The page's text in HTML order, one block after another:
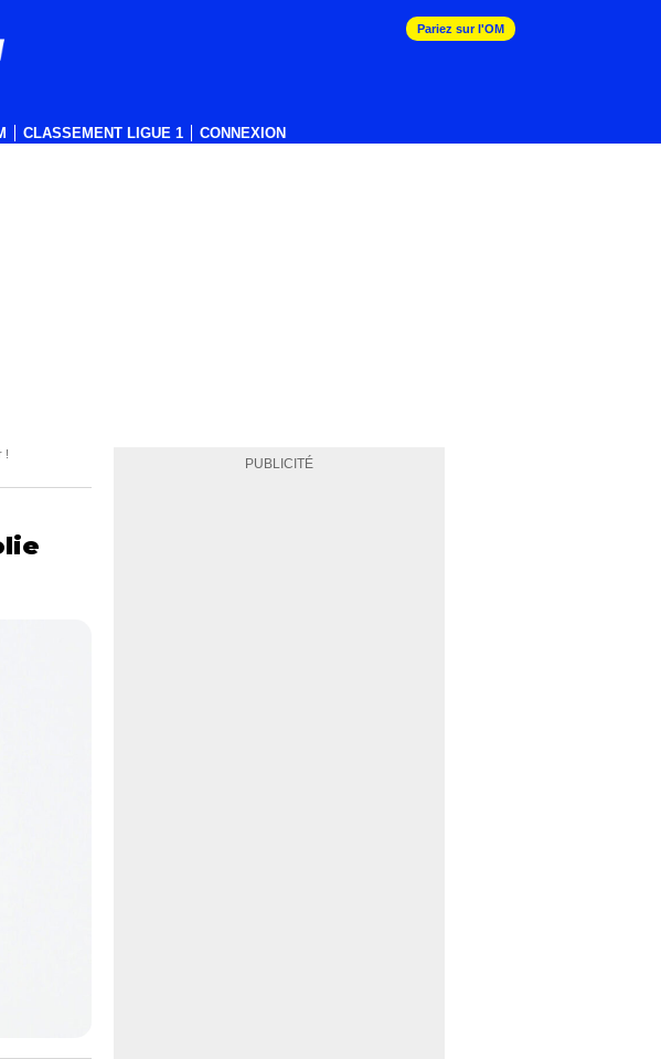
CLASSEMENT LIGUE 1 CONNEXION
Pariez sur l'OM
PUBLICITÉ
!